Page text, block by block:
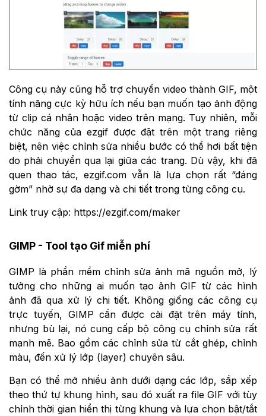
Công cụ này cũng hỗ trợ chuyển video thành GIF, một
tính năng cực kỳ hữu ích nếu bạn muốn tạo ảnh động
từ clip cá nhân hoặc video trên mạng. Tuy nhiên, mỗi
chức năng của ezgif được đặt trên một trang riêng
biệt, nên việc chỉnh sửa nhiều bước có thể hơi bất tiện
do phải chuyển qua lại giữa các trang. Dù vậy, khi đã
quen thao tác, ezgif.com vẫn là lựa chọn rất “đáng
gờm” nhờ sự đa dạng và chi tiết trong từng công cụ.
Link truy cập: https://ezgif.com/maker
GIMP - Tool tạo Gif miễn phí
GIMP là phần mềm chỉnh sửa ảnh mã nguồn mở, lý
tưởng cho những ai muốn tạo ảnh GIF từ các hình
ảnh đã qua xử lý chi tiết. Không giống các công cụ
trực tuyến, GIMP cần được cài đặt trên máy tính,
nhưng bù lại, nó cung cấp bộ công cụ chỉnh sửa rất
mạnh mẽ. Bao gồm các chỉnh sửa từ cắt ghép, chỉnh
màu, đến xử lý lớp (layer) chuyên sâu.
Bạn có thể mở nhiều ảnh dưới dạng các lớp, sắp xếp
theo thứ tự khung hình, sau đó xuất ra file GIF với tùy
chỉnh thời gian hiển thị từng khung và lựa chọn bật/tắt